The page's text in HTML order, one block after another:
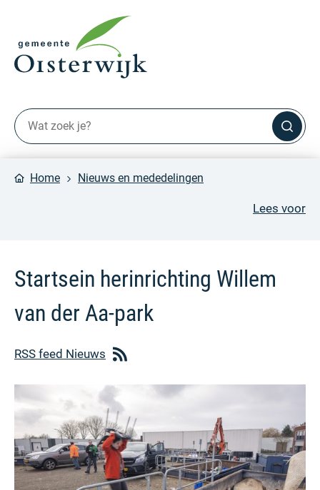
Home Nieuws en mededelingen
Lees voor
Startsein herinrichting Willem
van der Aa-park
RSS feed Nieuws